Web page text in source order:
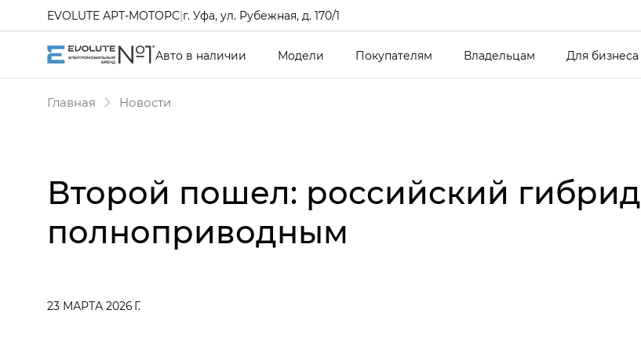
EVOLUTE АРТ-МОТОРС|г. Уфа, ул. Рубежная, д. 170/1
Авто в наличии Модели Покупателям Владельцам Для бизнеса
Главная Новости
Второй пошел: российский гибрид
полноприводным
23 МАРТА 2026 Г.